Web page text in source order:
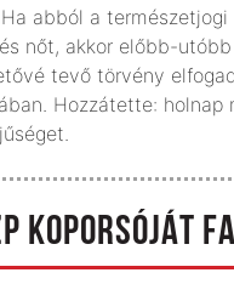
abból a
nőt, akkor előbb-
tevő törvény
Hozzátette:
KOPORSÓJÁT